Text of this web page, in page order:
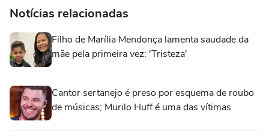
Notícias relacionadas
Filho de Marília Mendonça lamenta saudade da
mãe pela primeira vez: 'Tristeza'
Cantor sertanejo é preso por esquema de roubo
de músicas; Murilo Huff é uma das vítimas